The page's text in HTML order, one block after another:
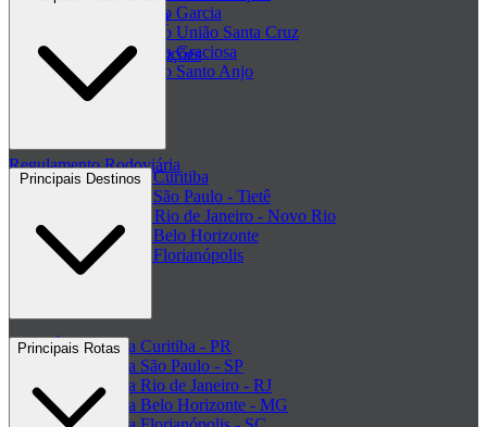
Central de ajuda - FAQ
Regulamento de Promoções
Clube de ofertas
Regulamento Rodoviária
Passagem Viação Garcia
Passagem Viação União Santa Cruz
Passagem Viação Graciosa
Passagem Viação Santo Anjo
+ Viações
Rodoviária de Curitiba
Rodoviária de São Paulo - Tietê
Rodoviária do Rio de Janeiro - Novo Rio
Rodoviária de Belo Horizonte
Rodoviária de Florianópolis
+ Rodoviárias
Ônibus para Curitiba - PR
Ônibus para São Paulo - SP
Ônibus para Rio de Janeiro - RJ
Ônibus para Belo Horizonte - MG
Principais Rotas